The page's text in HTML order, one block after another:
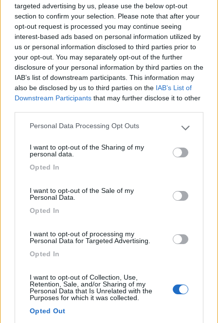
targeted advertising by us, please use the below opt-out
section to confirm your selection. Please note that after your
opt-out request is processed you may continue seeing
interest-based ads based on personal information utilized by
us or personal information disclosed to third parties prior to
your opt-out. You may separately opt-out of the further
disclosure of your personal information by third parties on the
IAB’s list of downstream participants. This information may
also be disclosed by us to third parties on the IAB’s List of
Downstream Participants that may further disclose it to other
Please note that this website/app uses one or more Google
not limited to your visit or usage behaviour. You may click to
grant or deny consent to Google and its third-party tags to
use your data for below specified purposes in below Google
Personal Data Processing Opt Outs
I want to opt-out of the Sharing of my
personal data.
Opted In
I want to opt-out of the Sale of my
Personal Data.
Opted In
I want to opt-out of processing my
Personal Data for Targeted Advertising.
Opted In
I want to opt-out of Collection, Use,
Retention, Sale, and/or Sharing of my
Personal Data that Is Unrelated with the
Purposes for which it was collected.
Opted Out
Camping Peschiera
0
Servizi / Posizione
Monti Lepini - Bassiano (LT) - 29.4km
Via Casantola, 9
Camping Vallelonga
Servizi / Posizione
Villavallelonga (AQ) - 32.2km